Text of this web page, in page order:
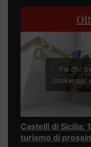
Fai clic
cookie per
Castelli di Sicilia:
turismo di